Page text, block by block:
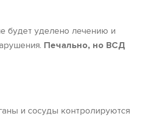
будет уделено лечению и
Печально, но ВСД
и сосуды контролируются